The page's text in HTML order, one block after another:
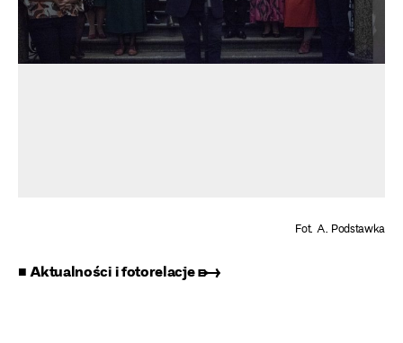
Fot. A. Podstawka
■ Aktualności i fotorelacje ➸